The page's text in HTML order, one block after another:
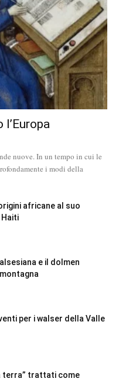
nuove. In un tempo in cui le
i modi della
africane al suo
e il dolmen
per i walser della Valle
terra” trattati come